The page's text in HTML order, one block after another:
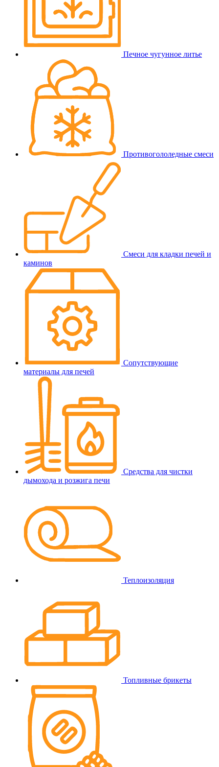
Печное чугунное литье
Противогололедные смеси
Смеси для кладки печей и
каминов
Сопутствующие
материалы для печей
Средства для чистки
дымохода и розжига печи
Теплоизоляция
Топливные брикеты